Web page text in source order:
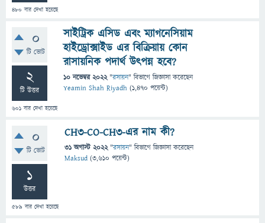
480 বার দেখা হয়েছে
0
টি ভোট
2
টি উত্তর
601 বার দেখা হয়েছে
সাইট্রিক এসিড এবং ম্যাগনেসিয়াম
হাইড্রোক্সাইড এর বিক্রিয়ায় কোন
রাসায়নিক পদার্থ উৎপন্ন হবে?
10 নভেম্বর 2022 "রসায়ন" বিভাগে জিজ্ঞাসাকরেছেন
Yeamin Shah Riyadh (1,470 পয়েন্ট)
0
টি ভোট
1
উত্তর
589 বার দেখা হয়েছে
CH3-CO-CH3-এর নাম কী?
31 অগাস্ট 2022 "রসায়ন" বিভাগে জিজ্ঞাসাকরেছেন
Maksud (3,610 পয়েন্ট)